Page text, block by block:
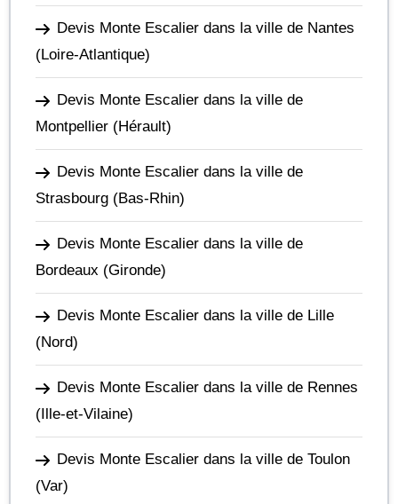
Devis Monte Escalier dans la ville de Nantes
(Loire-Atlantique)
Devis Monte Escalier dans la ville de
Montpellier (Hérault)
Devis Monte Escalier dans la ville de
Strasbourg (Bas-Rhin)
Devis Monte Escalier dans la ville de
Bordeaux (Gironde)
Devis Monte Escalier dans la ville de Lille
(Nord)
Devis Monte Escalier dans la ville de Rennes
(Ille-et-Vilaine)
Devis Monte Escalier dans la ville de Toulon
(Var)